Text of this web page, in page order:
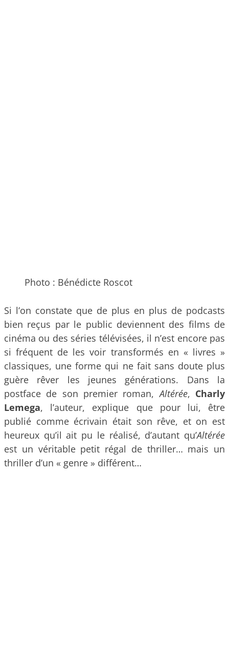
Photo : Bénédicte Roscot
Si l’on constate que de plus en plus de podcasts
bien reçus par le public deviennent des films de
cinéma ou des séries télévisées, il n’est encore pas
si fréquent de les voir transformés en « livres »
classiques, une forme qui ne fait sans doute plus
guère rêver les jeunes générations. Dans la
postface de son premier roman,Altérée, Charly
Lemega, l’auteur, explique que pour lui, être
publié comme écrivain était son rêve, et on est
heureux qu’il ait pu le réalisé, d’autant qu’Altérée
est un véritable petit régal de thriller… mais un
thriller d’un « genre » différent…